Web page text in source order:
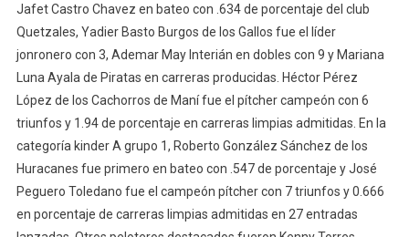
Jafet Castro Chavez en bateo con .634 de porcentaje del club
Quetzales, Yadier Basto Burgos de los Gallos fue el líder
jonronero con 3, Ademar May Interián en dobles con 9 y Mariana
Luna Ayala de Piratas en carreras producidas. Héctor Pérez
López de los Cachorros de Maní fue el pítcher campeón con 6
triunfos y 1.94 de porcentaje en carreras limpias admitidas. En la
categoría kinder A grupo 1, Roberto González Sánchez de los
Huracanes fue primero en bateo con .547 de porcentaje y José
Peguero Toledano fue el campeón pítcher con 7 triunfos y 0.666
en porcentaje de carreras limpias admitidas en 27 entradas